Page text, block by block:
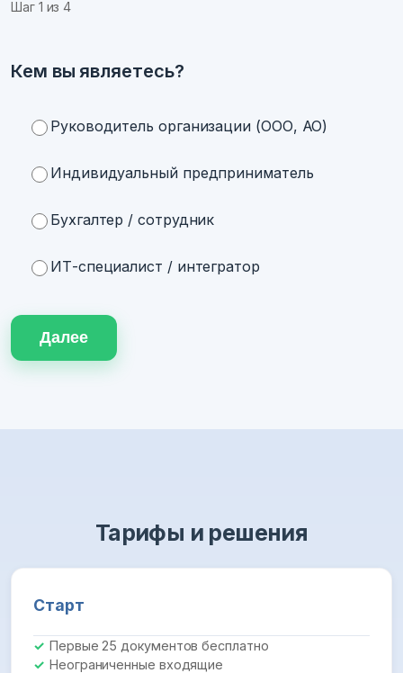
Шаг 1 из 4
Кем вы являетесь?
Руководитель организации (ООО, АО)
Индивидуальный предприниматель
Бухгалтер / сотрудник
ИТ-специалист / интегратор
Далее
Тарифы и решения
Старт
Первые 25 документов бесплатно
Неограниченные входящие